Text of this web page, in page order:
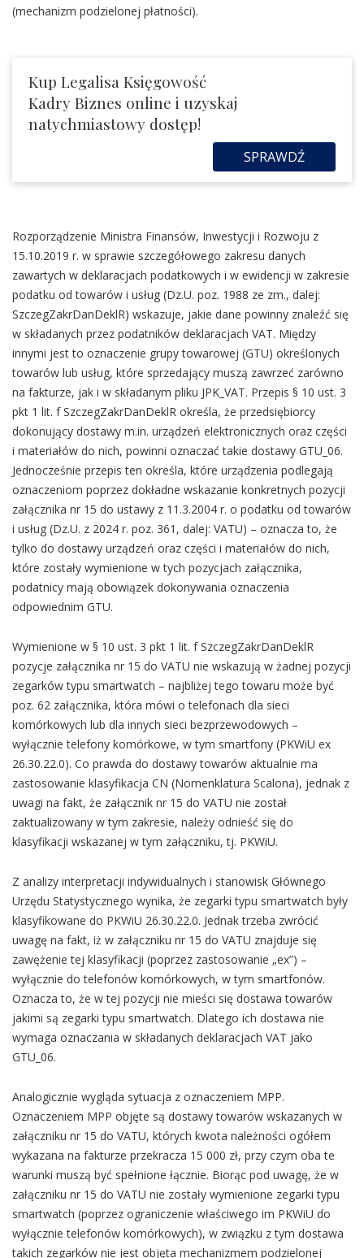
(mechanizm podzielonej płatności).
Kup Legalisa Księgowość
Kadry Biznes online i uzyskaj
natychmiastowy dostęp!
SPRAWDŹ
Rozporządzenie Ministra Finansów, Inwestycji i Rozwoju z
15.10.2019 r. w sprawie szczegółowego zakresu danych
zawartych w deklaracjach podatkowych i w ewidencji w zakresie
podatku od towarów i usług (Dz.U. poz. 1988 ze zm., dalej:
SzczegZakrDanDeklR) wskazuje, jakie dane powinny znaleźć się
w składanych przez podatników deklaracjach VAT. Między
innymi jest to oznaczenie grupy towarowej (GTU) określonych
towarów lub usług, które sprzedający muszą zawrzeć zarówno
na fakturze, jak i w składanym pliku JPK_VAT. Przepis § 10 ust. 3
pkt 1 lit. f SzczegZakrDanDeklR określa, że przedsiębiorcy
dokonujący dostawy m.in. urządzeń elektronicznych oraz części
i materiałów do nich, powinni oznaczać takie dostawy GTU_06.
Jednocześnie przepis ten określa, które urządzenia podlegają
oznaczeniom poprzez dokładne wskazanie konkretnych pozycji
załącznika nr 15 do ustawy z 11.3.2004 r. o podatku od towarów
i usług (Dz.U. z 2024 r. poz. 361, dalej: VATU) – oznacza to, że
tylko do dostawy urządzeń oraz części i materiałów do nich,
które zostały wymienione w tych pozycjach załącznika,
podatnicy mają obowiązek dokonywania oznaczenia
odpowiednim GTU.
Wymienione w § 10 ust. 3 pkt 1 lit. f SzczegZakrDanDeklR
pozycje załącznika nr 15 do VATU nie wskazują w żadnej pozycji
zegarków typu smartwatch – najbliżej tego towaru może być
poz. 62 załącznika, która mówi o telefonach dla sieci
komórkowych lub dla innych sieci bezprzewodowych –
wyłącznie telefony komórkowe, w tym smartfony (PKWiU ex
26.30.22.0). Co prawda do dostawy towarów aktualnie ma
zastosowanie klasyfikacja CN (Nomenklatura Scalona), jednak z
uwagi na fakt, że załącznik nr 15 do VATU nie został
zaktualizowany w tym zakresie, należy odnieść się do
klasyfikacji wskazanej w tym załączniku, tj. PKWiU.
Z analizy interpretacji indywidualnych i stanowisk Głównego
Urzędu Statystycznego wynika, że zegarki typu smartwatch były
klasyfikowane do PKWiU 26.30.22.0. Jednak trzeba zwrócić
uwagę na fakt, iż w załączniku nr 15 do VATU znajduje się
zawężenie tej klasyfikacji (poprzez zastosowanie „ex”) –
wyłącznie do telefonów komórkowych, w tym smartfonów.
Oznacza to, że w tej pozycji nie mieści się dostawa towarów
jakimi są zegarki typu smartwatch. Dlatego ich dostawa nie
wymaga oznaczania w składanych deklaracjach VAT jako
GTU_06.
Analogicznie wygląda sytuacja z oznaczeniem MPP.
Oznaczeniem MPP objęte są dostawy towarów wskazanych w
załączniku nr 15 do VATU, których kwota należności ogółem
wykazana na fakturze przekracza 15 000 zł, przy czym oba te
warunki muszą być spełnione łącznie. Biorąc pod uwagę, że w
załączniku nr 15 do VATU nie zostały wymienione zegarki typu
smartwatch (poprzez ograniczenie właściwego im PKWiU do
wyłącznie telefonów komórkowych), w związku z tym dostawa
takich zegarków nie jest objęta mechanizmem podzielonej